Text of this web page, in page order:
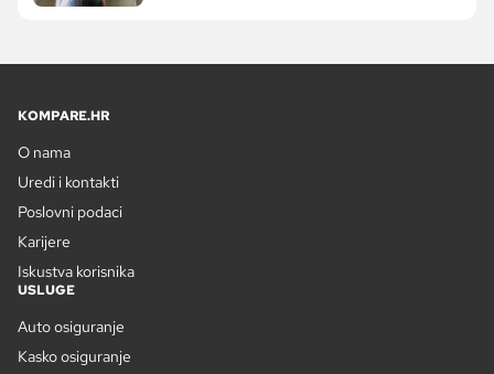
KOMPARE.HR
O nama
Uredi i kontakti
Poslovni podaci
Karijere
Iskustva korisnika
USLUGE
Auto osiguranje
Kasko osiguranje